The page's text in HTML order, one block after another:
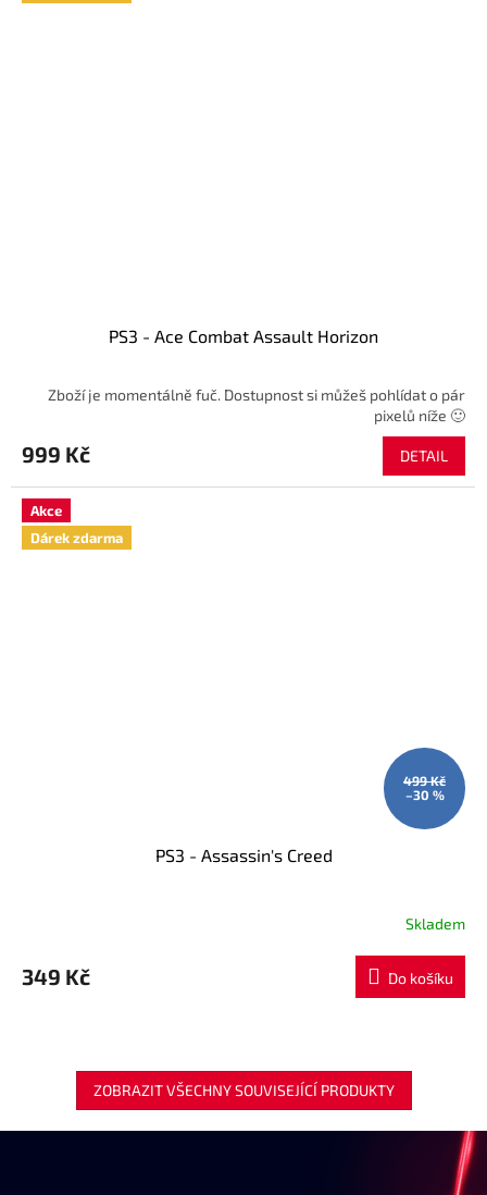
PS3 - Ace Combat Assault Horizon
Zboží je momentálně fuč. Dostupnost si můžeš pohlídat o pár
pixelů níže 🙂
999 Kč DETAIL
Akce
Dárek zdarma
499 Kč
–30 %
PS3 - Assassin's Creed
Skladem
349 Kč Do košíku
ZOBRAZIT VŠECHNY SOUVISEJÍCÍ PRODUKTY